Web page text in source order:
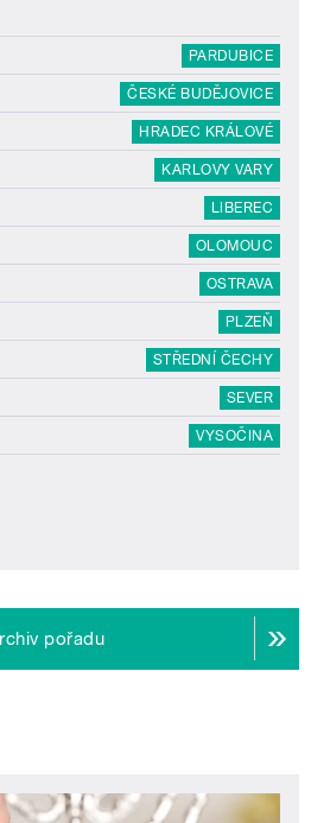
PARDUBICE
ČESKÉ BUDĚJOVICE
HRADEC KRÁLOVÉ
KARLOVY VARY
LIBEREC
OLOMOUC
OSTRAVA
PLZEŇ
STŘEDNÍ ČECHY
SEVER
VYSOČINA
pořadu